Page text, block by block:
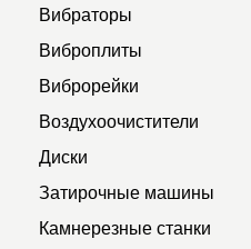
Вибраторы
Виброплиты
Виброрейки
Воздухоочистители
Диски
Затирочные машины
Камнерезные станки